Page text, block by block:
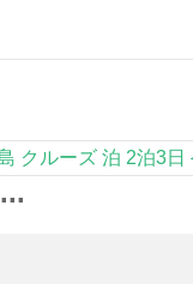
クルーズ 泊 2泊3日